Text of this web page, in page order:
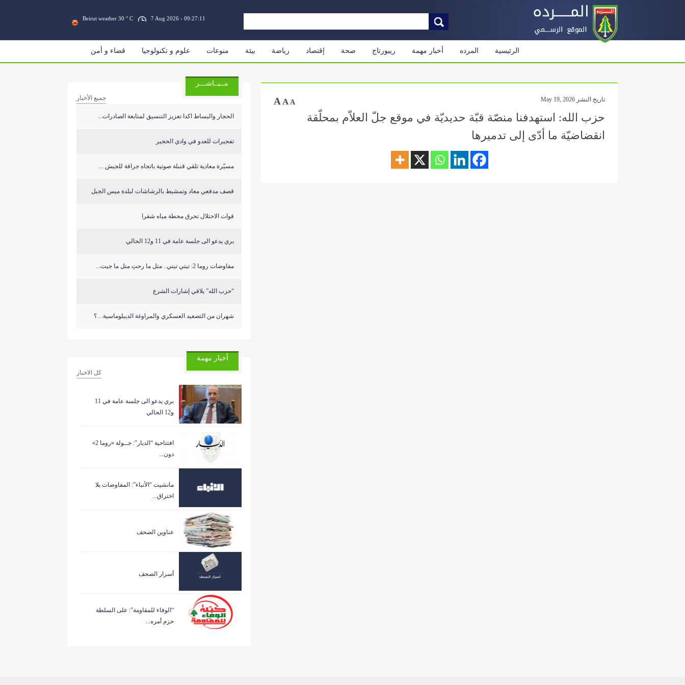
Beirut weather 30 ° C 7 Aug 2026 - 09:27:11
الرئيسية المرده أخبار مهمة ريبورتاج صحة إقتصاد رياضة بيئة منوعات علوم و تكنولوجيا قضاء و أمن
تاريخ النشر May 19, 2026 A A A
‏حزب الله: استهدفنا منصّة قبّة حديديّة في موقع جلّ العلاّم بمحلّقة
انقضاضيّة ما أدّى إلى تدميرها
مــبــاشـــر
جميع الأخبار
الحجار والبساط اكدا تعزيز التنسيق لمتابعة الصادرات...
تفجيرات للعدو في وادي الحجير
مسيّرة معادية تلقي قنبلة صوتية باتجاه جرافة للجيش ...
قصف مدفعي معاد وتمشيط بالرشاشات لبلدة ميس الجبل
قوات الاحتلال تحرق محطة مياه شقرا
بري يدعو الى جلسة عامة في 11 و12 الحالي
مفاوضات روما 2: تيتي تيتي.. متل ما رحتِ متل ما جيت...
“حزب الله” يلاقي إشارات الشرع
شهران من التصعيد العسكري والمراوغة الديبلوماسية…؟
أخبار مهمة
كل الاخبار
بري يدعو الى جلسة عامة في 11
و12 الحالي
افتتاحية “الديار”: جــولة «روما 2»
دون...
مانشيت “الأنباء”: المفاوضات بلا
اختراق...
عناوين الصحف
أسرار الصحف
“الوفاء للمقاومة”: على السلطة
حزم أمره...